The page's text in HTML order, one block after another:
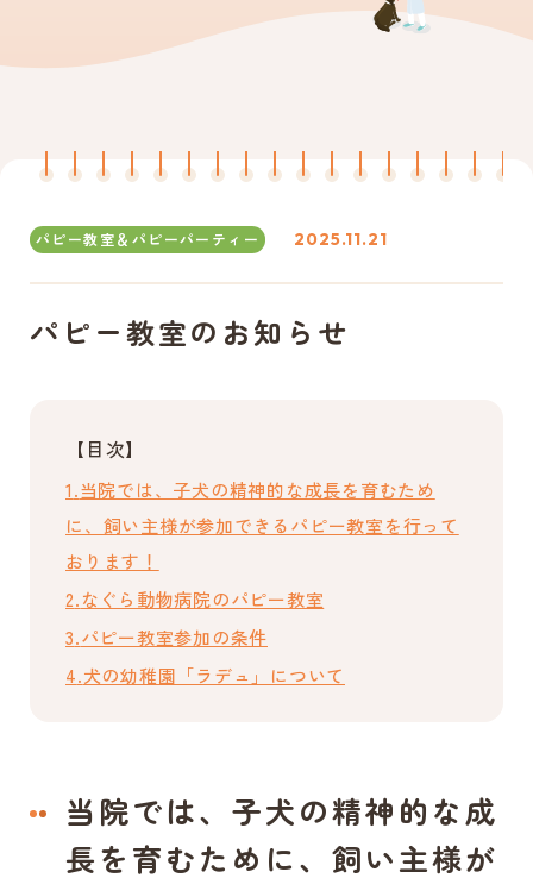
電話からのご予約
パピー教室＆パピーパーティー 2025.11.21
パピー教室のお知らせ
【目次】
当院では、子犬の精神的な成長を育むため
に、飼い主様が参加できるパピー教室を行って
おります！
なぐら動物病院のパピー教室
パピー教室参加の条件
犬の幼稚園「ラデュ」について
当院では、子犬の精神的な成
長を育むために、飼い主様が